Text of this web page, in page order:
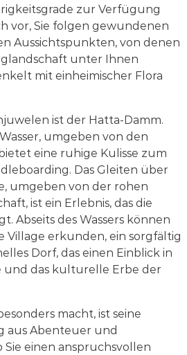
zur Verfügung
vor, Sie folgen gewundenen
Aussichtspunkten, von denen
unter Ihnen
mit einheimischer Flora
ist der Hatta-Damm.
umgeben von den
eine ruhige Kulisse zum
Das Gleiten über
umgeben von der rohen
ist ein Erlebnis, das die
Abseits des Wassers können
Village erkunden, ein sorgfältig
Dorf, das einen Einblick in
und das kulturelle Erbe der
macht, ist seine
aus Abenteuer und
Sie einen anspruchsvollen